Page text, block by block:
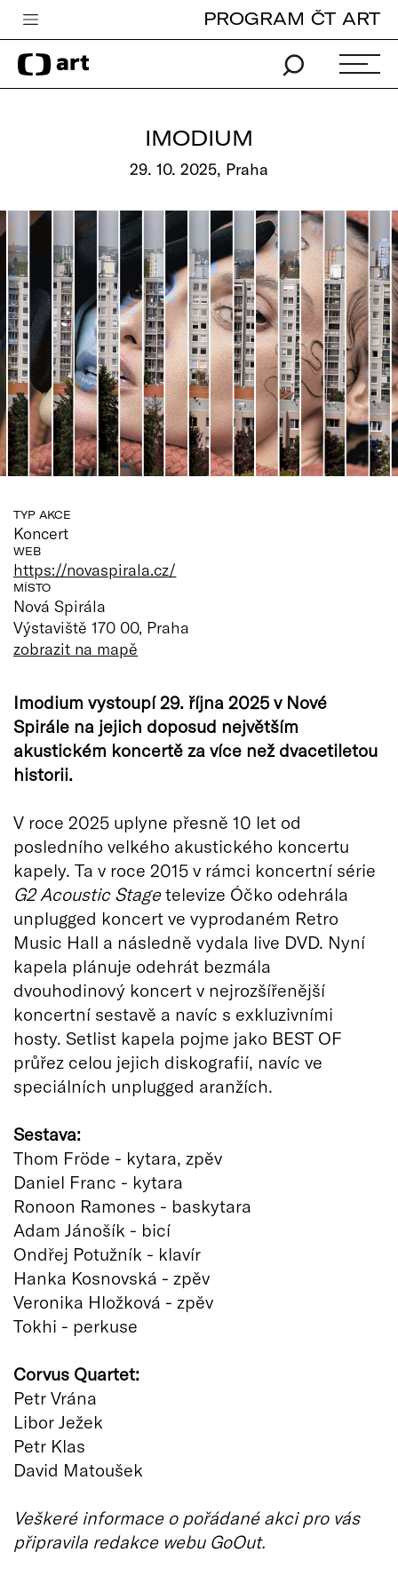
Česká televize
Zpravodajství
Pro děti
edu
Vše o ČT
PROGRAM ČT ART
IMODIUM
29. 10. 2025, Praha
TYP AKCE
Koncert
WEB
https://novaspirala.cz/
MÍSTO
Nová Spirála
Výstaviště 170 00, Praha
zobrazit na mapě
Imodium vystoupí 29. října 2025 v Nové
Spirále na jejich doposud největším
akustickém koncertě za více než dvacetiletou
historii.
V roce 2025 uplyne přesně 10 let od
posledního velkého akustického koncertu
kapely. Ta v roce 2015 v rámci koncertní série
G2 Acoustic Stagetelevize Óčko odehrála
unplugged koncert ve vyprodaném Retro
Music Hall a následně vydala live DVD. Nyní
kapela plánuje odehrát bezmála
dvouhodinový koncert v nejrozšířenější
koncertní sestavě a navíc s exkluzivními
hosty. Setlist kapela pojme jako BEST OF
průřez celou jejich diskografií, navíc ve
speciálních unplugged aranžích.
Sestava:
Thom Fröde - kytara, zpěv
Daniel Franc - kytara
Ronoon Ramones - baskytara
Adam Jánošík - bicí
Ondřej Potužník - klavír
Hanka Kosnovská - zpěv
Veronika Hložková - zpěv
Tokhi - perkuse
Corvus Quartet:
Petr Vrána
Libor Ježek
Petr Klas
David Matoušek
Veškeré informace o pořádané akci pro vás
připravila redakce webu GoOut.